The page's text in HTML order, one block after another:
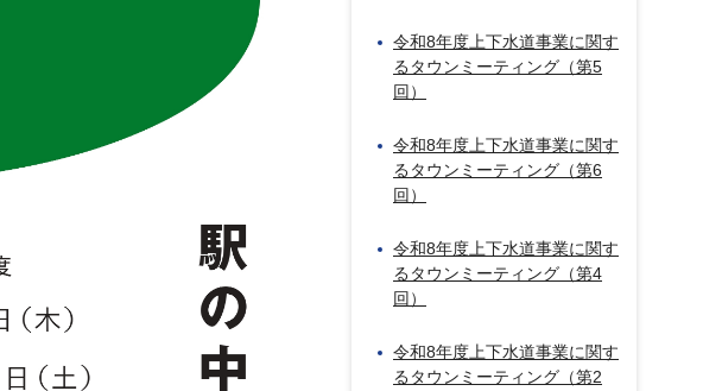
令和8年度上下水道事業に関す
るタウンミーティング（第5
回）
令和8年度上下水道事業に関す
るタウンミーティング（第6
回）
令和8年度上下水道事業に関す
るタウンミーティング（第4
回）
令和8年度上下水道事業に関す
るタウンミーティング（第2